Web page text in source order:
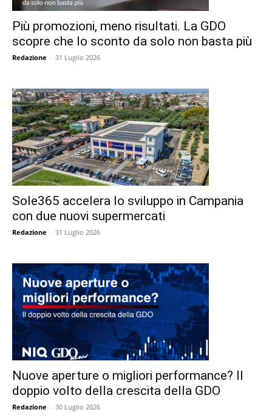
Più promozioni, meno risultati. La GDO
scopre che lo sconto da solo non basta più
Redazione - 31 Luglio 2026
Sole365 accelera lo sviluppo in Campania
con due nuovi supermercati
Redazione - 31 Luglio 2026
Nuove aperture o migliori performance? Il
doppio volto della crescita della GDO
Redazione - 30 Luglio 2026